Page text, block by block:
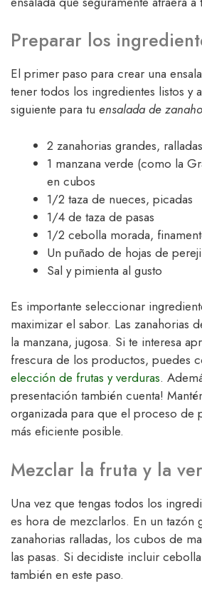
Preparar los
El primer paso para crear una
tener todos los ingredientes listos y
siguiente para tu ensalada de
2 zanahorias grandes, ralladas
1 manzana verde (como la
en cubos
1/2 taza de nueces, picadas
1/4 de taza de pasas
1/2 cebolla morada,
Un puñado de hojas de
Sal y pimienta al gusto
Es importante seleccionar
maximizar el sabor. Las zanahorias
la manzana, jugosa. Si te interesa
frescura de los productos, puedes
elección de frutas y verduras.
presentación también cuenta!
organizada para que el proceso de
más eficiente posible.
Mezclar la fruta y la
Una vez que tengas todos los
es hora de mezclarlos. En un tazón
zanahorias ralladas, los cubos de
las pasas. Si decidiste incluir
también en este paso.